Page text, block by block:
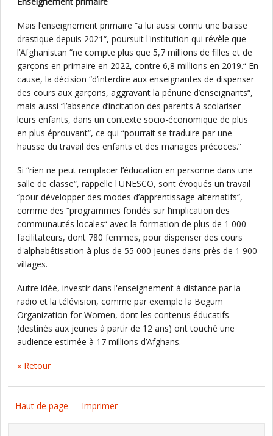
Mais l’enseignement primaire “a lui aussi connu une baisse
drastique depuis 2021“, poursuit l'institution qui révèle que
l’Afghanistan “ne compte plus que 5,7 millions de filles et de
garçons en primaire en 2022, contre 6,8 millions en 2019.“ En
cause, la décision “d’interdire aux enseignantes de dispenser
des cours aux garçons, aggravant la pénurie d’enseignants“,
mais aussi “l’absence d’incitation des parents à scolariser
leurs enfants, dans un contexte socio-économique de plus
en plus éprouvant“, ce qui “pourrait se traduire par une
hausse du travail des enfants et des mariages précoces.“
Si “rien ne peut remplacer l’éducation en personne dans une
salle de classe“, rappelle l'UNESCO, sont évoqués un travail
“pour développer des modes d’apprentissage alternatifs“,
comme des “programmes fondés sur l’implication des
communautés locales“ avec la formation de plus de 1 000
facilitateurs, dont 780 femmes, pour dispenser des cours
d'alphabétisation à plus de 55 000 jeunes dans près de 1 900
villages.
Autre idée, investir dans l'enseignement à distance par la
radio et la télévision, comme par exemple la Begum
Organization for Women, dont les contenus éducatifs
(destinés aux jeunes à partir de 12 ans) ont touché une
audience estimée à 17 millions d’Afghans.
« Retour
Haut de page Imprimer